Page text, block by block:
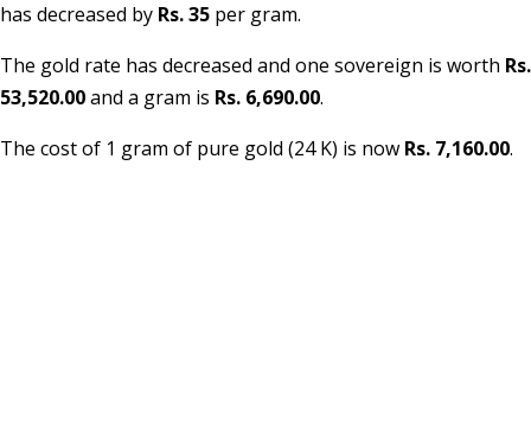
has decreased by Rs. 35 per gram.
The gold rate has decreased and one sovereign is worth Rs.
53,520.00and a gram is Rs. 6,690.00.
The cost of 1 gram of pure gold (24 K) is now Rs. 7,160.00.